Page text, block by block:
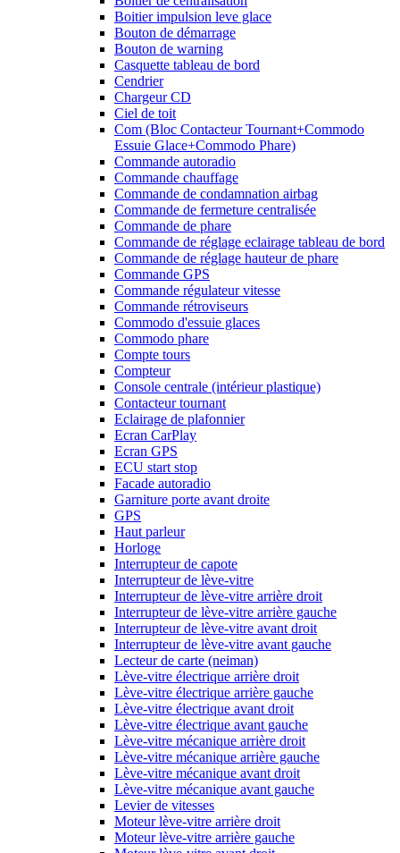
Boitier impulsion leve glace
Bouton de démarrage
Bouton de warning
Casquette tableau de bord
Cendrier
Chargeur CD
Ciel de toit
Com (Bloc Contacteur Tournant+Commodo
Essuie Glace+Commodo Phare)
Commande autoradio
Commande chauffage
Commande de condamnation airbag
Commande de fermeture centralisée
Commande de phare
Commande de réglage eclairage tableau de bord
Commande de réglage hauteur de phare
Commande GPS
Commande régulateur vitesse
Commande rétroviseurs
Commodo d'essuie glaces
Commodo phare
Compte tours
Compteur
Console centrale (intérieur plastique)
Contacteur tournant
Eclairage de plafonnier
Ecran CarPlay
Ecran GPS
ECU start stop
Facade autoradio
Garniture porte avant droite
GPS
Haut parleur
Horloge
Interrupteur de capote
Interrupteur de lève-vitre
Interrupteur de lève-vitre arrière droit
Interrupteur de lève-vitre arrière gauche
Interrupteur de lève-vitre avant droit
Interrupteur de lève-vitre avant gauche
Lecteur de carte (neiman)
Lève-vitre électrique arrière droit
Lève-vitre électrique arrière gauche
Lève-vitre électrique avant droit
Lève-vitre électrique avant gauche
Lève-vitre mécanique arrière droit
Lève-vitre mécanique arrière gauche
Lève-vitre mécanique avant droit
Lève-vitre mécanique avant gauche
Levier de vitesses
Moteur lève-vitre arrière droit
Moteur lève-vitre arrière gauche